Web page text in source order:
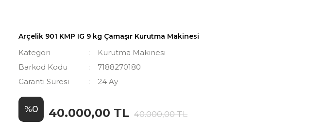
Arçelik 901 KMP IG 9 kg Çamaşır Kurutma Makinesi
Kategori
Kurutma Makinesi
Barkod Kodu
7188270180
Garanti Süresi
24 Ay
%0 40.000,00 TL 40.000,00 TL